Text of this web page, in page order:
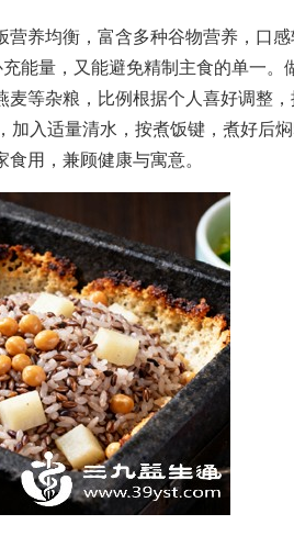
均衡，富含多种谷物营养，口感
能量，又能避免精制主食的单一。
等杂粮，比例根据个人喜好调整
加入适量清水，按煮饭键，煮好后
用，兼顾健康与寓意。